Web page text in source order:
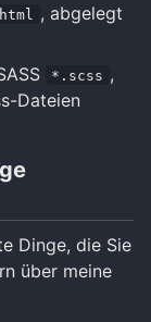
, abgelegt
*.scss ,
Dateien
Dinge, die Sie
über meine